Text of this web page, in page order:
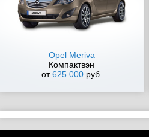
Opel Meriva
Компактвэн
от625 000руб.